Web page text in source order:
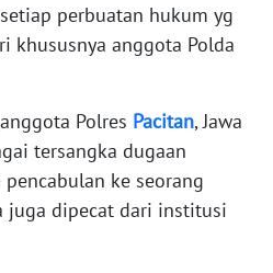
perbuatan hukum yg
khususnya anggota Polda
Polres Pacitan, Jawa
tersangka dugaan
pencabulan ke seorang
juga dipecat dari institusi